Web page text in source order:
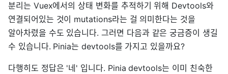
분리는 Vuex에서의 상태 변화를 추적하기 위해 Devtools와
연결되어있는 것이 mutations라는 걸 의미한다는 것을
알아차렸을 수도 있습니다. 그러면 다음과 같은 궁금증이 생길
수 있습니다. Pinia는 devtools를 가지고 있을까요?
다행히도 정답은 '네' 입니다. Pinia devtools는 이미 친숙한